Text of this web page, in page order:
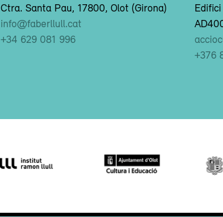
Ctra. Santa Pau, 17800, Olot (Girona)
info@faberllull.cat
+34 629 081 996
+376